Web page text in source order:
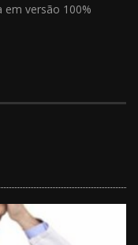
em versão 100%